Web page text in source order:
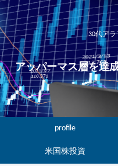
30代ア
アッパーマス層を達
profile
米国株投資